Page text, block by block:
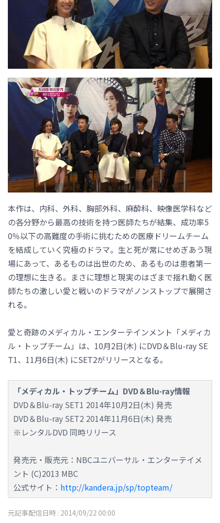
本作は、内科、外科、胸部外科、麻酔科、映像医学科など
の各分野から最高の技術を持つ医師たちが結集、成功率5
0％以下の高難度の手術に挑むための医療ドリームチーム
を結成していく究極のドラマ。生と死が常にせめぎあう現
場にあって、あるものは出世のため、あるものは患者第一
の理想に生きる。まさに理想と現実のはざまで揺れ動く医
師たちの激しい愛と戦いのドラマがノンストップで展開さ
れる。
愛と奇跡のメディカル・エンターテインメント「メディカ
ル・トップチーム」は、10月2日(木) にDVD＆Blu-ray SE
T1、11月6日(木) にSET2がリリースとなる。
「メディカル・トップチーム」DVD＆Blu-ray情報
DVD＆Blu-ray SET1 2014年10月2日(木) 発売
DVD＆Blu-ray SET2 2014年11月6日(木) 発売
※レンタルDVD 同時リリース
発売元・販売元：NBCユニバーサル・エンターテイメ
ント (C)2013 MBC
公式サイト： http://kandera.jp/sp/topteam/
元記事配信日時 : 2014/09/22 00:00